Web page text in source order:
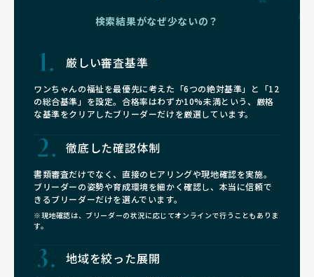
検索結果がなぜ少ないの？
厳しい審査基準
ワンちゃんの福祉を最優先に考えた「6つの絶対基準」と「12
の総合基準」を設定。合格率はわずか10%未満という、厳格
な基準をクリアしたブリーダーだけを厳選しています。
徹底した確認体制
書類審査だけでなく、直接のヒアリングや現地確認を実施。
ブリーダーの姿勢や育成環境を細かく確認し、本当に信頼で
きるブリーダーだけを選んでいます。
※現地確認は、ブリーダーの状況に応じてオンラインで行うこともありま
す。
地域を絞った展開